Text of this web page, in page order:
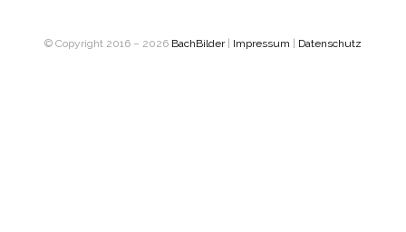
© Copyright 2016 – 2026 BachBilder| Impressum | Datenschutz